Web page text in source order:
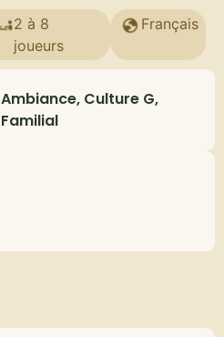
2 à 8
joueurs
Français
Ambiance, Culture G,
Familial